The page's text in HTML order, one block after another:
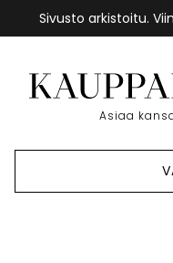
Sivusto arkistoitu.
sisältöön
Asiaa